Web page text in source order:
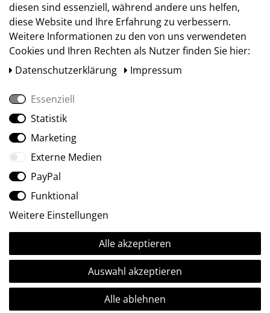
Social Media
Ⓒ2009-2026 ARTland GmbH • Alle Rechte vorbehalten.
diesen sind essenziell, während andere uns helfen,
diese Website und Ihre Erfahrung zu verbessern.
Weitere Informationen zu den von uns verwendeten
Cookies und Ihren Rechten als Nutzer finden Sie hier:
Daten­schutz­erklärung
Impressum
Essenziell
Statistik
Marketing
Externe Medien
PayPal
Funktional
Weitere Einstellungen
Alle akzeptieren
Auswahl akzeptieren
Alle ablehnen